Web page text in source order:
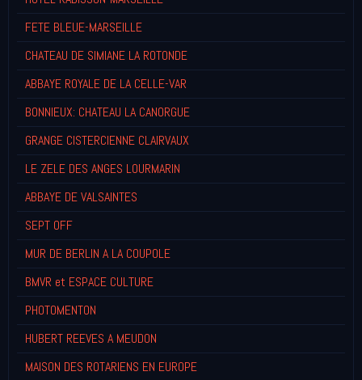
FETE BLEUE-MARSEILLE
CHATEAU DE SIMIANE LA ROTONDE
ABBAYE ROYALE DE LA CELLE-VAR
BONNIEUX: CHATEAU LA CANORGUE
GRANGE CISTERCIENNE CLAIRVAUX
LE ZELE DES ANGES LOURMARIN
ABBAYE DE VALSAINTES
SEPT OFF
MUR DE BERLIN A LA COUPOLE
BMVR et ESPACE CULTURE
PHOTOMENTON
HUBERT REEVES A MEUDON
MAISON DES ROTARIENS EN EUROPE